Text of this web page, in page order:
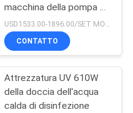
macchina della pompa di
calore dell'acqua di
recupero di sport
CONTATTO
Attrezzatura UV 610W
della doccia dell'acqua
calda di disinfezione